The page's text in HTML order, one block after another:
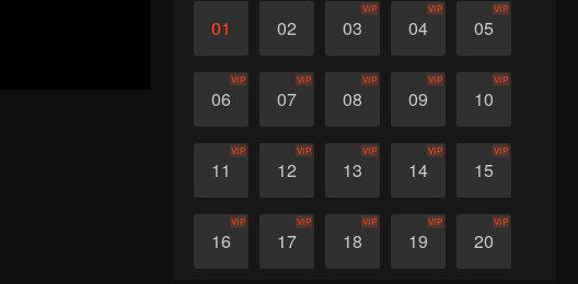
01 02 03
VIP
04
VIP
05
VIP
06
VIP
07
VIP
08
VIP
09
VIP
10
VIP
11
VIP
12
VIP
13
VIP
14
VIP
15
VIP
16
VIP
17
VIP
18
VIP
19
VIP
20
VIP